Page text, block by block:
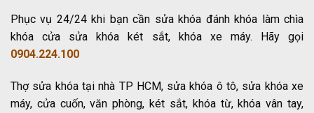
Phục vụ 24/24 khi bạn cần sửa khóa đánh khóa làm chìa
khóa cửa sửa khóa két sắt, khóa xe máy. Hãy gọi
0904.224.100
Thợ sửa khóa tại nhà TP HCM, sửa khóa ô tô, sửa khóa xe
máy, cửa cuốn, văn phòng, két sắt, khóa từ, khóa vân tay,